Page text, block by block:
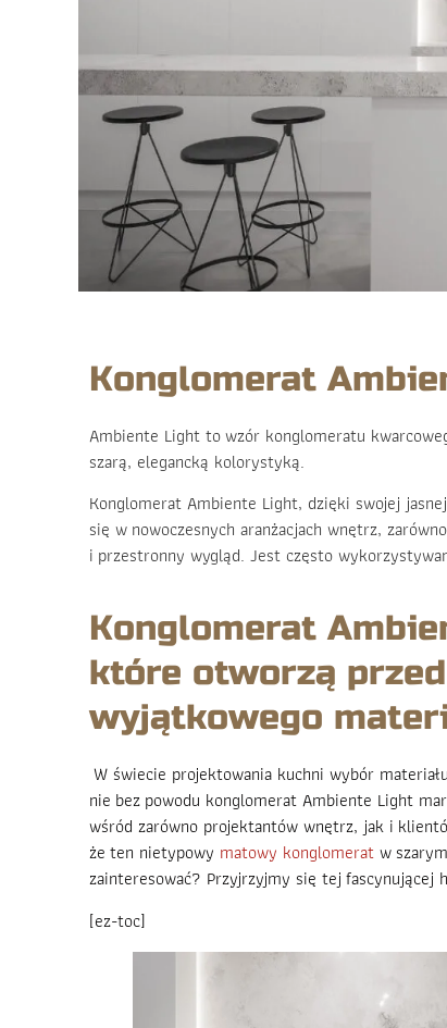
Konglomerat
Ambiente Light to wzór konglomeratu
szarą, elegancką kolorystyką.
Konglomerat Ambiente Light, dzięki swojej
się w nowoczesnych aranżacjach wnętrz,
i przestronny wygląd. Jest często
Konglomerat
które otworzą
wyjątkowego
W świecie projektowania kuchni wybór
nie bez powodu konglomerat Ambiente Light
wśród zarówno projektantów wnętrz, jak i
że ten nietypowy matowy konglomerat w
zainteresować? Przyjrzyjmy się tej fascynującej
[ez-toc]